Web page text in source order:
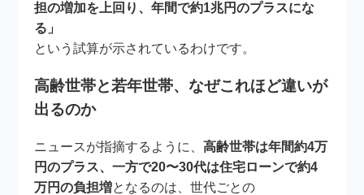
担の増加を上回り、年間で約1兆円のプラスにな
る」
という試算が示されているわけです。
高齢世帯と若年世帯、なぜこれほど違いが
出るのか
ニュースが指摘するように、高齢世帯は年間約4万
円のプラス、一方で20〜30代は住宅ローンで約4
万円の負担増となるのは、世代ごとの